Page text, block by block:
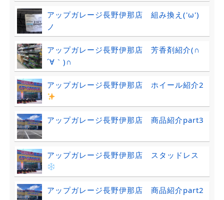
アップガレージ長野伊那店 組み換え('ω')
ノ
アップガレージ長野伊那店 芳香剤紹介(∩
´∀｀)∩
アップガレージ長野伊那店 ホイール紹介2
アップガレージ長野伊那店 商品紹介part3
アップガレージ長野伊那店 スタッドレス
アップガレージ長野伊那店 商品紹介part2